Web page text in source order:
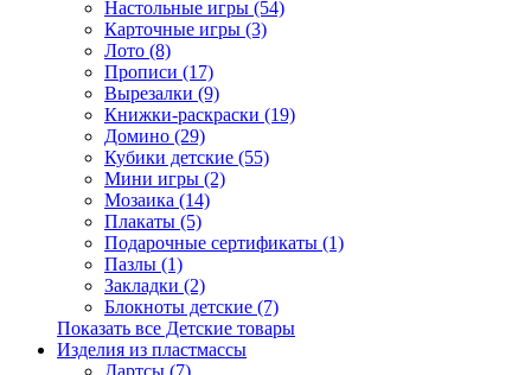
Настольные игры (54)
Карточные игры (3)
Лото (8)
Прописи (17)
Вырезалки (9)
Книжки-раскраски (19)
Домино (29)
Кубики детские (55)
Мини игры (2)
Мозаика (14)
Плакаты (5)
Подарочные сертификаты (1)
Пазлы (1)
Закладки (2)
Блокноты детские (7)
Показать все Детские товары
Изделия из пластмассы
Дартсы (7)